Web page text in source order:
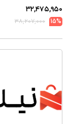
۳۲,۴۷۵,۹۵۰
15%
۳۸,۲۰۷,۰۰۰